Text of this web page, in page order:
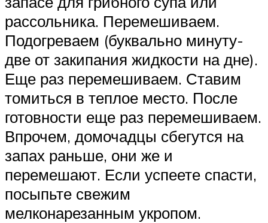
рассольника. Перемешиваем.
Подогреваем (буквально минуту-
две от закипания жидкости на дне).
Еще раз перемешиваем. Ставим
томиться в теплое место. После
готовности еще раз перемешиваем.
Впрочем, домочадцы сбегутся на
запах раньше, они же и
перемешают. Если успеете спасти,
посыпьте свежим
мелконарезанным укропом.